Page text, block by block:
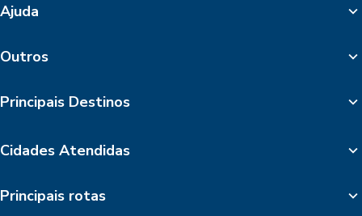
Ajuda
Outros
Principais Destinos
Cidades Atendidas
Principais rotas